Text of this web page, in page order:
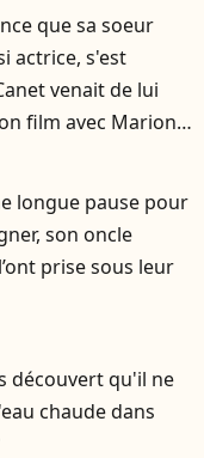
que sa soeur
actrice, s'est
venait de lui
film avec Marion
longue pause pour
son oncle
prise sous leur
découvert qu'il ne
chaude dans